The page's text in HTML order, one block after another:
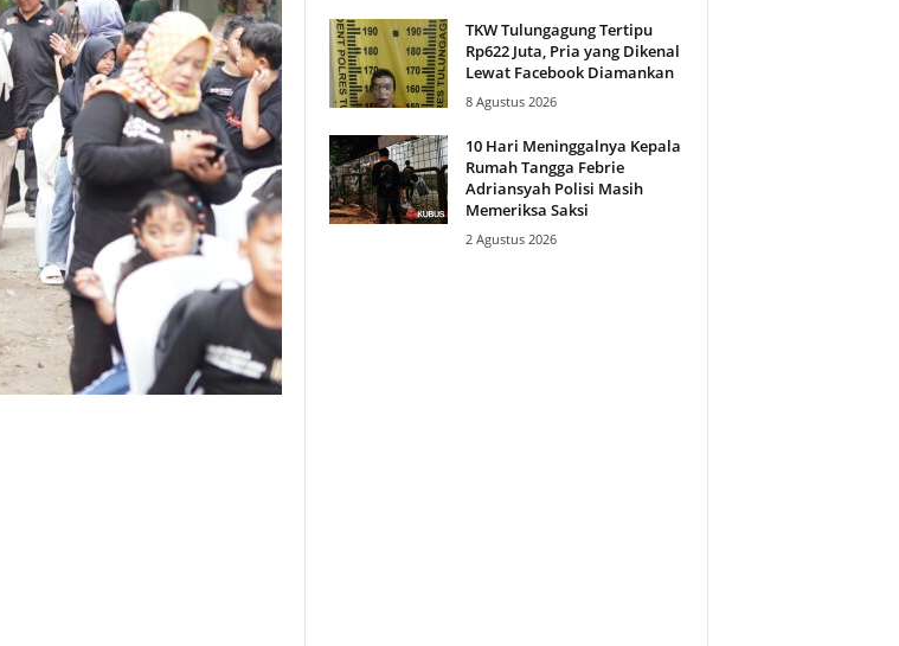
TKW Tulungagung Tertipu
Rp622 Juta, Pria yang Dikenal
Lewat Facebook Diamankan
8 Agustus 2026
10 Hari Meninggalnya Kepala
Rumah Tangga Febrie
Adriansyah Polisi Masih
Memeriksa Saksi
2 Agustus 2026